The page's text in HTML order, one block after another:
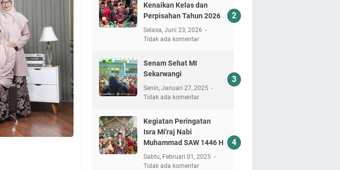
Kenaikan Kelas dan
Perpisahan Tahun 2026
Selasa, Juni 23, 2026
Tidak ada komentar
Senam Sehat MI
Sekarwangi
Senin, Januari 27, 2025
Tidak ada komentar
Kegiatan Peringatan
Isra Mi'raj Nabi
Muhammad SAW 1446 H
Sabtu, Februari 01, 2025
Tidak ada komentar